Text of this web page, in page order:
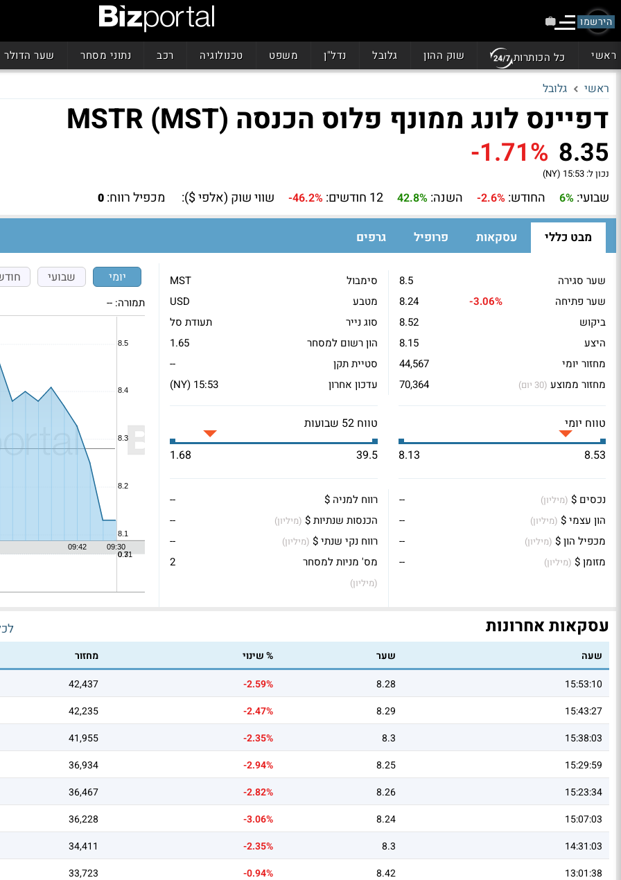
הירשמו
ראשי כל הכותרות שוק ההון גלובל נדל"ן משפט טכנולוגיה רכב נתוני מסחר שער הדולר
ראשי גלובל
דפיינס לונג ממונף פלוס הכנסה MSTR (MST)
8.35
-1.71%
נכון ל: 15:53 (NY)
שבועי: 6% החודש: -2.6% השנה: 42.8% 12 חודשים: -46.2% שווי שוק (אלפי $): מכפיל רווח: 0
מבט כללי עסקאות פרופיל גרפים
שער סגירה
8.5
שער פתיחה
-3.06%
8.24
ביקוש
8.52
היצע
8.15
מחזור יומי
44,567
מחזור ממוצע (30 יום) 70,364
סימבול
MST
מטבע
USD
סוג נייר
תעודת סל
הון רשום למסחר
1.65
סטיית תקן
--
עדכון אחרון
15:53 (NY)
טווח יומי
8.53
8.13
טווח 52 שבועות
39.5
1.68
נכסים $ (מיליון)
--
הון עצמי $ (מיליון)
--
מכפיל הון $ (מיליון)
--
מזומן $ (מיליון) --
רווח למניה $
--
הכנסות שנתיות $ (מיליון)
--
רווח נקי שנתי $ (מיליון)
--
מס' מניות למסחר
(מיליון)
2
יומי שבועי
תמורה: --
עסקאות אחרונות
שעה שער % שינוי
מחזור
15:53:10
8.28
-2.59%
42,437
15:43:27
8.29
-2.47%
42,235
15:38:03
8.3
-2.35%
41,955
15:29:59
8.25
-2.94%
36,934
15:23:34
8.26
-2.82%
36,467
15:07:03
8.24
-3.06%
36,228
14:31:03
8.3
-2.35%
34,411
13:01:38
8.42
-0.94%
33,723